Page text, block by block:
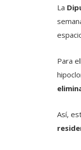
La
Para
Así,